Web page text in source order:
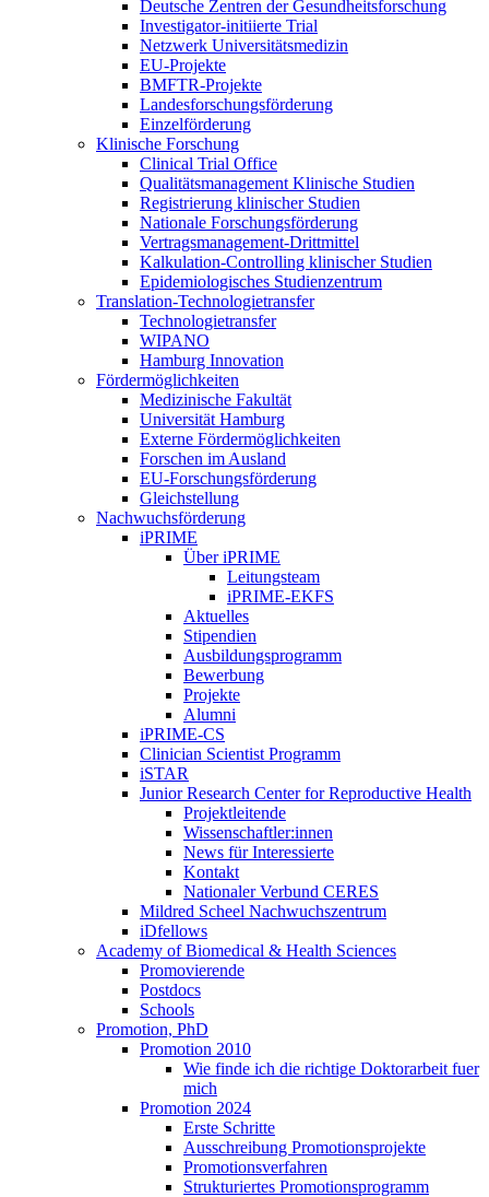
Deutsche Zentren der Gesundheitsforschung
Investigator-initiierte Trial
Netzwerk Universitätsmedizin
EU-Projekte
BMFTR-Projekte
Landesforschungsförderung
Einzelförderung
Klinische Forschung
Clinical Trial Office
Qualitätsmanagement Klinische Studien
Registrierung klinischer Studien
Nationale Forschungsförderung
Vertragsmanagement-Drittmittel
Kalkulation-Controlling klinischer Studien
Epidemiologisches Studienzentrum
Translation-Technologietransfer
Technologietransfer
WIPANO
Hamburg Innovation
Fördermöglichkeiten
Medizinische Fakultät
Universität Hamburg
Externe Fördermöglichkeiten
Forschen im Ausland
EU-Forschungsförderung
Gleichstellung
Nachwuchsförderung
iPRIME
Über iPRIME
Leitungsteam
iPRIME-EKFS
Aktuelles
Stipendien
Ausbildungsprogramm
Bewerbung
Projekte
Alumni
iPRIME-CS
Clinician Scientist Programm
iSTAR
Junior Research Center for Reproductive Health
Projektleitende
Wissenschaftler:innen
News für Interessierte
Kontakt
Nationaler Verbund CERES
Mildred Scheel Nachwuchszentrum
iDfellows
Academy of Biomedical & Health Sciences
Promovierende
Postdocs
Schools
Promotion, PhD
Promotion 2010
Wie finde ich die richtige Doktorarbeit fuer
mich
Promotion 2024
Erste Schritte
Ausschreibung Promotionsprojekte
Promotionsverfahren
Strukturiertes Promotionsprogramm